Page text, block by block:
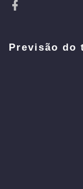
Previsão do